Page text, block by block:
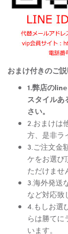
おまけ付きのご
1.弊店の
スタイルあ
さい。
2.おまけは
方、是非ラ
3.ご注文金
ケをお選び
ただけませ
3.海外発送
など対応致
4.もしお選
らは勝てに
います。